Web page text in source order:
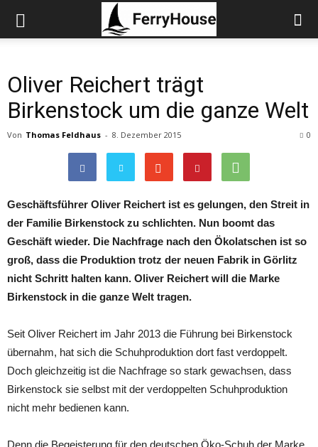
Oliver Reichert trägt
Birkenstock um die ganze Welt
Von Thomas Feldhaus - 8. Dezember 2015 0
Geschäftsführer Oliver Reichert ist es gelungen, den Streit in
der Familie Birkenstock zu schlichten. Nun boomt das
Geschäft wieder. Die Nachfrage nach den Ökolatschen ist so
groß, dass die Produktion trotz der neuen Fabrik in Görlitz
nicht Schritt halten kann. Oliver Reichert will die Marke
Birkenstock in die ganze Welt tragen.
Seit Oliver Reichert im Jahr 2013 die Führung bei Birkenstock
übernahm, hat sich die Schuhproduktion dort fast verdoppelt.
Doch gleichzeitig ist die Nachfrage so stark gewachsen, dass
Birkenstock sie selbst mit der verdoppelten Schuhproduktion
nicht mehr bedienen kann.
Denn die Begeisterung für den deutschen Öko-Schuh der Marke